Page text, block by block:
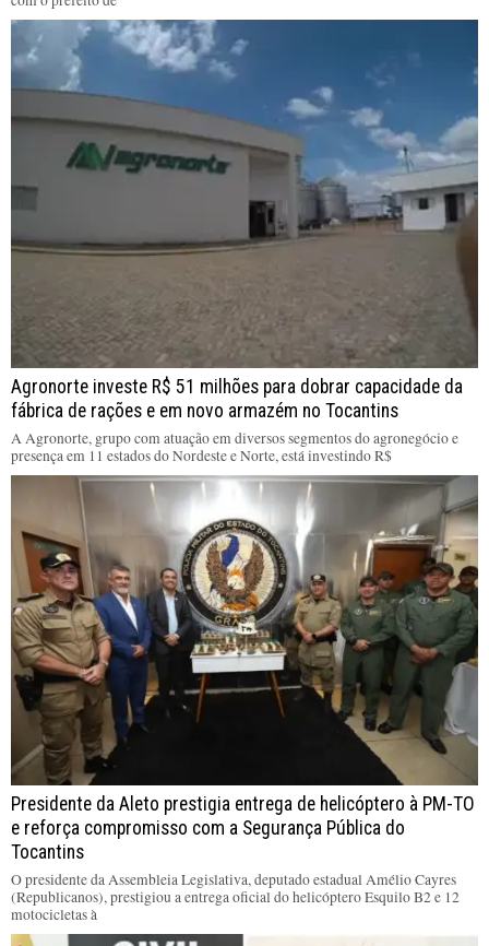
Agronorte investe R$ 51 milhões para dobrar capacidade da
fábrica de rações e em novo armazém no Tocantins
A Agronorte, grupo com atuação em diversos segmentos do agronegócio e
presença em 11 estados do Nordeste e Norte, está investindo R$
Presidente da Aleto prestigia entrega de helicóptero à PM-TO
e reforça compromisso com a Segurança Pública do
Tocantins
O presidente da Assembleia Legislativa, deputado estadual Amélio Cayres
(Republicanos), prestigiou a entrega oficial do helicóptero Esquilo B2 e 12
motocicletas à